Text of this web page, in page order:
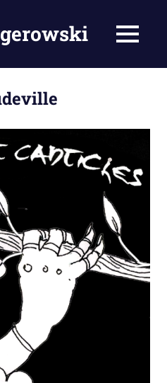
MENÜ